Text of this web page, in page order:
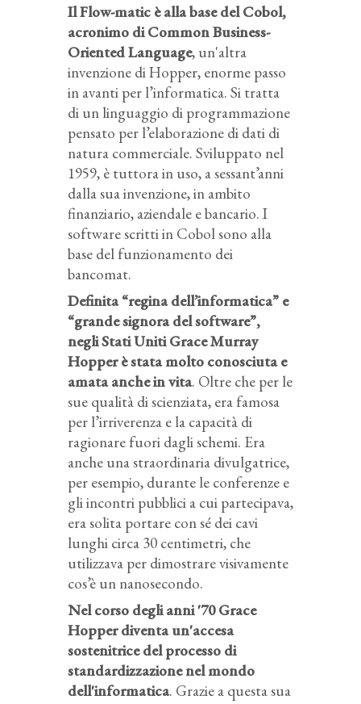
Il Flow-matic è alla base del Cobol,
acronimo di Common Business-
Oriented Language, un'altra
invenzione di Hopper, enorme passo
in avanti per l’informatica. Si tratta
di un linguaggio di programmazione
pensato per l’elaborazione di dati di
natura commerciale. Sviluppato nel
1959, è tuttora in uso, a sessant’anni
dalla sua invenzione, in ambito
finanziario, aziendale e bancario. I
software scritti in Cobol sono alla
base del funzionamento dei
bancomat.
Definita “regina dell’informatica” e
“grande signora del software”,
negli Stati Uniti Grace Murray
Hopper è stata molto conosciuta e
amata anche in vita. Oltre che per le
sue qualità di scienziata, era famosa
per l’irriverenza e la capacità di
ragionare fuori dagli schemi. Era
anche una straordinaria divulgatrice,
per esempio, durante le conferenze e
gli incontri pubblici a cui partecipava,
era solita portare con sé dei cavi
lunghi circa 30 centimetri, che
utilizzava per dimostrare visivamente
cos’è un nanosecondo.
Nel corso degli anni '70 Grace
Hopper diventa un'accesa
sostenitrice del processo di
standardizzazione nel mondo
dell'informatica. Grazie a questa sua